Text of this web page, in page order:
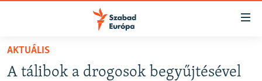
Akadálymentes
Ugrás
fő
NAPIRENDEN
AKTUÁLIS
A tálibok a drogosok begyűjtésével